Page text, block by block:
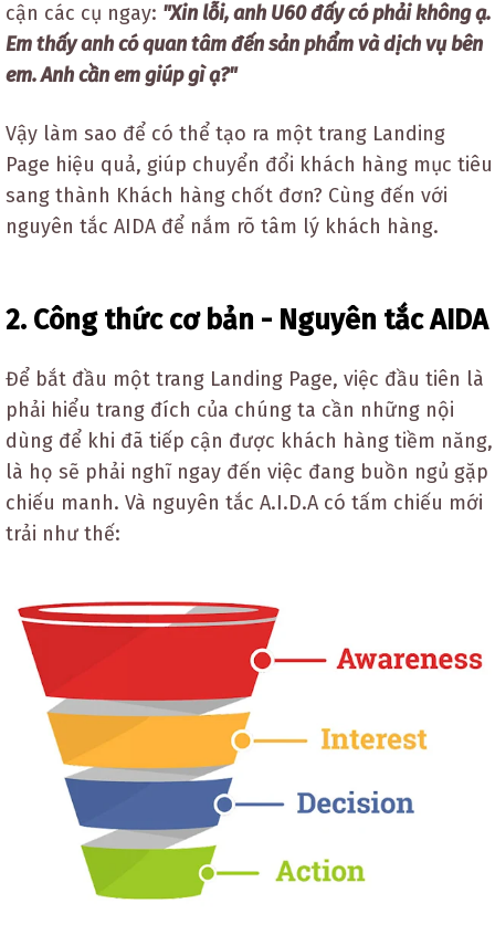
cận các cụ ngay: "Xin lỗi, anh U60 đấy có phải không ạ.
Em thấy anh có quan tâm đến sản phẩm và dịch vụ bên
em. Anh cần em giúp gì ạ?"
Vậy làm sao để có thể tạo ra một trang Landing
Page hiệu quả, giúp chuyển đổi khách hàng mục tiêu
sang thành Khách hàng chốt đơn? Cùng đến với
nguyên tắc AIDA để nắm rõ tâm lý khách hàng.
2. Công thức cơ bản - Nguyên tắc AIDA
Để bắt đầu một trang Landing Page, việc đầu tiên là
phải hiểu trang đích của chúng ta cần những nội
dùng để khi đã tiếp cận được khách hàng tiềm năng,
là họ sẽ phải nghĩ ngay đến việc đang buồn ngủ gặp
chiếu manh. Và nguyên tắc A.I.D.A có tấm chiếu mới
trải như thế: